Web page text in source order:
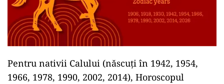
Pentru nativii Calului (născuți în 1942, 1954,
1966, 1978, 1990, 2002, 2014), Horoscopul